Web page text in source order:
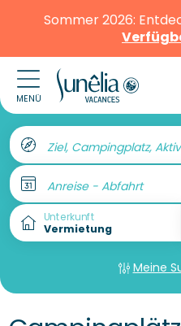
Sommer 2026:
MENÜ
Ziel, Campingplatz,
Anreise - Abfahrt
Unterkunft
Meine